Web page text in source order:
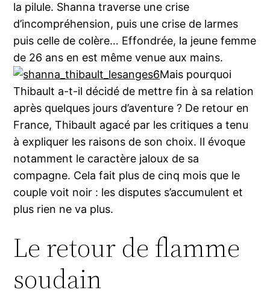
la pilule. Shanna traverse une crise
d’incompréhension, puis une crise de larmes
puis celle de colère… Effondrée, la jeune femme
de 26 ans en est même venue aux mains.
Mais pourquoi
Thibault a-t-il décidé de mettre fin à sa relation
après quelques jours d’aventure ? De retour en
France, Thibault agacé par les critiques a tenu
à expliquer les raisons de son choix. Il évoque
notamment le caractère jaloux de sa
compagne. Cela fait plus de cinq mois que le
couple voit noir : les disputes s’accumulent et
plus rien ne va plus.
Le retour de flamme
soudain